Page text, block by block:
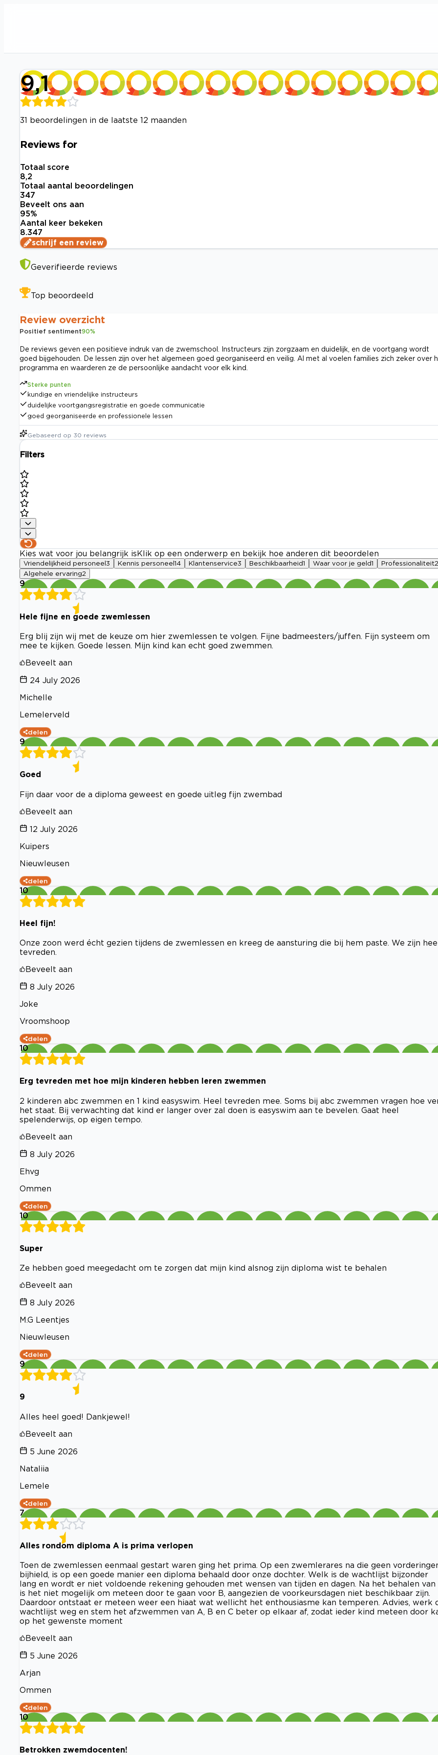
9,1
31 beoordelingen in de laatste 12 maanden
Reviews for
Totaal score
8,2
Totaal aantal beoordelingen
347
Beveelt ons aan
95%
Aantal keer bekeken
8.347
schrijf een review
Geverifieerde reviews
Top beoordeeld
Review overzicht
Positief sentiment90%
De reviews geven een positieve indruk van de zwemschool. Instructeurs zijn zorgzaam en duidelijk, en de voortgang wordt
goed bijgehouden. De lessen zijn over het algemeen goed georganiseerd en veilig. Al met al voelen families zich zeker over
programma en waarderen ze de persoonlijke aandacht voor elk kind.
Sterke punten
kundige en vriendelijke instructeurs
duidelijke voortgangsregistratie en goede communicatie
goed georganiseerde en professionele lessen
Gebaseerd op 30 reviews
Filters
Kies wat voor jou belangrijk is Klik op een onderwerp en bekijk hoe anderen dit beoordelen
Vriendelijkheid personeel 3 Kennis personeel 14 Klantenservice3 Beschikbaarheid1 Waar voor je geld1 Professionaliteit2
Algehele ervaring2
9
Hele fijne en goede zwemlessen
Erg blij zijn wij met de keuze om hier zwemlessen te volgen. Fijne badmeesters/juffen. Fijn systeem om
mee te kijken. Goede lessen. Mijn kind kan echt goed zwemmen.
Beveelt aan
24 July 2026
Michelle
Lemelerveld
delen
9
Goed
Fijn daar voor de a diploma geweest en goede uitleg fijn zwembad
Beveelt aan
12 July 2026
Kuipers
Nieuwleusen
delen
10
Heel fijn!
Onze zoon werd écht gezien tijdens de zwemlessen en kreeg de aansturing die bij hem paste. We zijn
tevreden.
Beveelt aan
8 July 2026
Joke
Vroomshoop
delen
10
Erg tevreden met hoe mijn kinderen hebben leren zwemmen
2 kinderen abc zwemmen en 1 kind easyswim. Heel tevreden mee. Soms bij abc zwemmen vragen hoe
het staat. Bij verwachting dat kind er langer over zal doen is easyswim aan te bevelen. Gaat heel
spelenderwijs, op eigen tempo.
Beveelt aan
8 July 2026
Ehvg
Ommen
delen
10
Super
Ze hebben goed meegedacht om te zorgen dat mijn kind alsnog zijn diploma wist te behalen
Beveelt aan
8 July 2026
M.G Leentjes
Nieuwleusen
delen
9
9
Alles heel goed! Dankjewel!
Beveelt aan
5 June 2026
Nataliia
Lemele
delen
7
Alles rondom diploma A is prima verlopen
Toen de zwemlessen eenmaal gestart waren ging het prima. Op een zwemlerares na die geen
bijhield, is op een goede manier een diploma behaald door onze dochter. Welk is de wachtlijst bijzonder
lang en wordt er niet voldoende rekening gehouden met wensen van tijden en dagen. Na het behalen van
is het niet mogelijk om meteen door te gaan voor B, aangezien de voorkeursdagen niet beschikbaar zijn.
Daardoor ontstaat er meteen weer een hiaat wat wellicht het enthousiasme kan temperen. Advies, werk
wachtlijst weg en stem het afzwemmen van A, B en C beter op elkaar af, zodat ieder kind meteen door
op het gewenste moment
Beveelt aan
5 June 2026
Arjan
Ommen
delen
10
Betrokken zwemdocenten!